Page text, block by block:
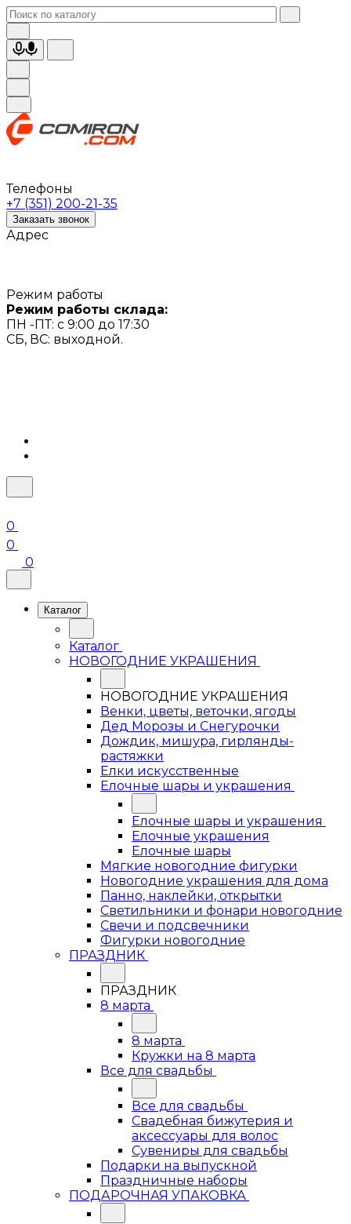
Телефоны
+7 (351) 200-21-35
Заказать звонок
Адрес
Режим работы
Режим работы склада:
ПН -ПТ: с 9:00 до 17:30
СБ, ВС: выходной.
0
0
0
Каталог
Каталог
НОВОГОДНИЕ УКРАШЕНИЯ
НОВОГОДНИЕ УКРАШЕНИЯ
Венки, цветы, веточки, ягоды
Дед Морозы и Снегурочки
Дождик, мишура, гирлянды-
растяжки
Елки искусственные
Елочные шары и украшения
Елочные шары и украшения
Елочные украшения
Елочные шары
Мягкие новогодние фигурки
Новогодние украшения для дома
Панно, наклейки, открытки
Светильники и фонари новогодние
Свечи и подсвечники
Фигурки новогодние
ПРАЗДНИК
ПРАЗДНИК
8 марта
8 марта
Кружки на 8 марта
Все для свадьбы
Все для свадьбы
Свадебная бижутерия и
аксессуары для волос
Сувениры для свадьбы
Подарки на выпускной
Праздничные наборы
ПОДАРОЧНАЯ УПАКОВКА